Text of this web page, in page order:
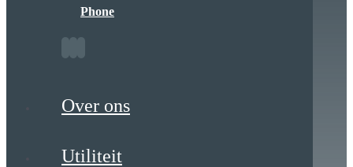
Phone
Over ons
Utiliteit